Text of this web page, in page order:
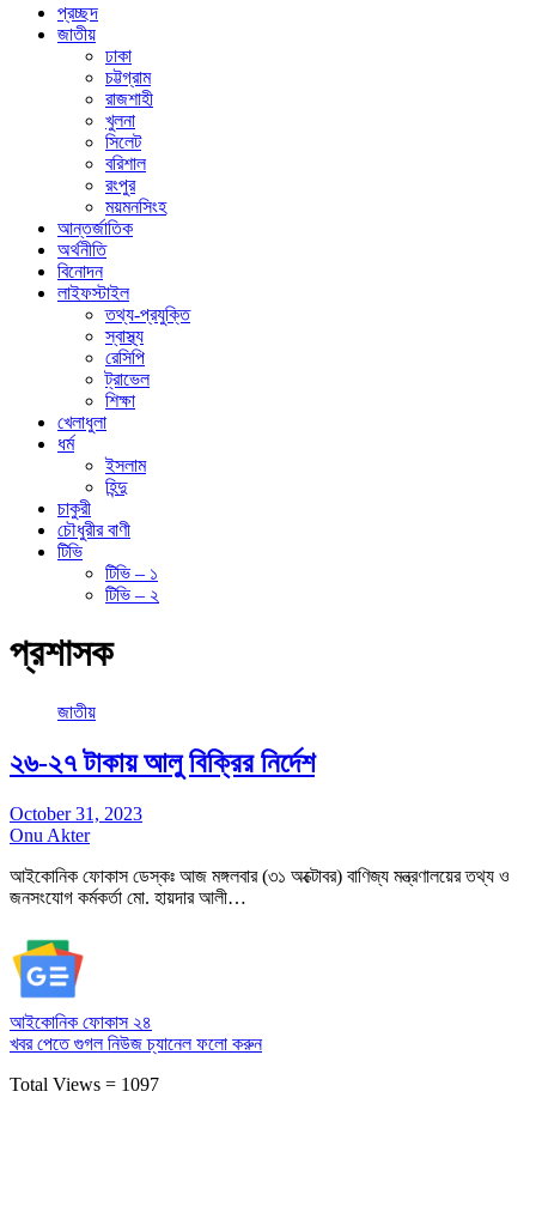
প্রচ্ছদ
জাতীয়
ঢাকা
চট্টগ্রাম
রাজশাহী
খুলনা
সিলেট
বরিশাল
রংপুর
ময়মনসিংহ
আন্তর্জাতিক
অর্থনীতি
বিনোদন
লাইফস্টাইল
তথ্য-প্রযুক্তি
স্বাস্থ্য
রেসিপি
ট্রাভেল
শিক্ষা
খেলাধুলা
ধর্ম
ইসলাম
হিন্দু
চাকুরী
চৌধুরীর বাণী
টিভি
টিভি – ১
টিভি – ২
প্রশাসক
জাতীয়
২৬-২৭ টাকায় আলু বিক্রির নির্দেশ
October 31, 2023
Onu Akter
আইকোনিক ফোকাস ডেস্কঃ আজ মঙ্গলবার (৩১ অক্টোবর) বাণিজ্য মন্ত্রণালয়ের তথ্য ও
জনসংযোগ কর্মকর্তা মো. হায়দার আলী…
আইকোনিক ফোকাস ২৪
খবর পেতে গুগল নিউজ চ্যানেলফলো করুন
Total Views = 1097